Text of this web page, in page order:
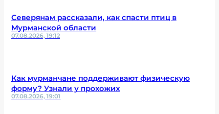
Северянам рассказали, как спасти птиц в
Мурманской области
07.08.2026, 19:12
Как мурманчане поддерживают физическую
форму? Узнали у прохожих
07.08.2026, 19:01